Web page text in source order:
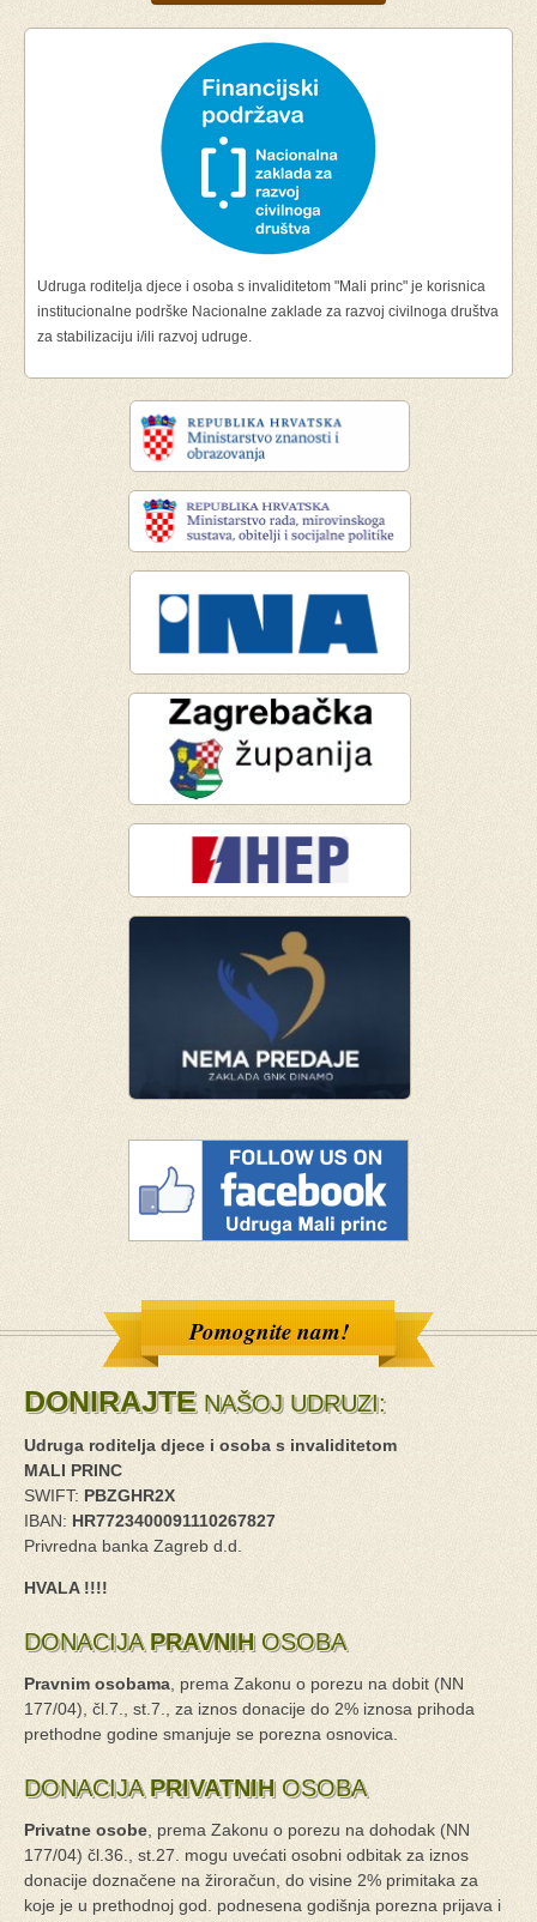
Udruga roditelja djece i osoba s invaliditetom "Mali princ" je korisnica
institucionalne podrške Nacionalne zaklade za razvoj civilnoga društva
za stabilizaciju i/ili razvoj udruge.
Pomognite nam!
DONIRAJTE NAŠOJ UDRUZI:
Udruga roditelja djece i osoba s invaliditetom
MALI PRINC
SWIFT: PBZGHR2X
IBAN: HR7723400091110267827
Privredna banka Zagreb d.d.
HVALA !!!!
DONACIJA PRAVNIH OSOBA
Pravnim osobama , prema Zakonu o porezu na dobit (NN
177/04), čl.7., st.7., za iznos donacije do 2% iznosa prihoda
prethodne godine smanjuje se porezna osnovica.
DONACIJA PRIVATNIH OSOBA
Privatne osobe , prema Zakonu o porezu na dohodak (NN
177/04) čl.36., st.27. mogu uvećati osobni odbitak za iznos
donacije doznačene na žiroračun, do visine 2% primitaka za
koje je u prethodnoj god. podnesena godišnja porezna prijava i